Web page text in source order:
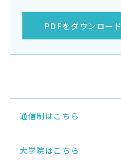
PDFをダウンロード
通信制はこちら
大学院はこちら